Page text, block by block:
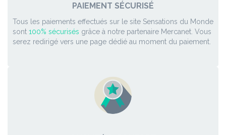
PAIEMENT SÉCURISÉ
Tous les paiements effectués sur le site Sensations du Monde
sont 100% sécurisés grâce à notre partenaire Mercanet. Vous
serez redirigé vers une page dédié au moment du paiement.